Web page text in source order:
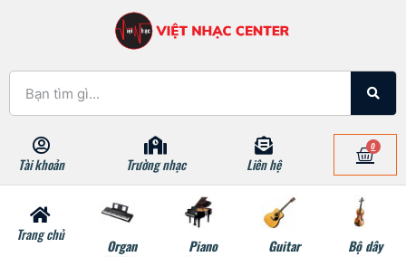
Tài khoản Trường nhạc Liên hệ
0
Trang chủ
Organ Piano Guitar Bộ dây